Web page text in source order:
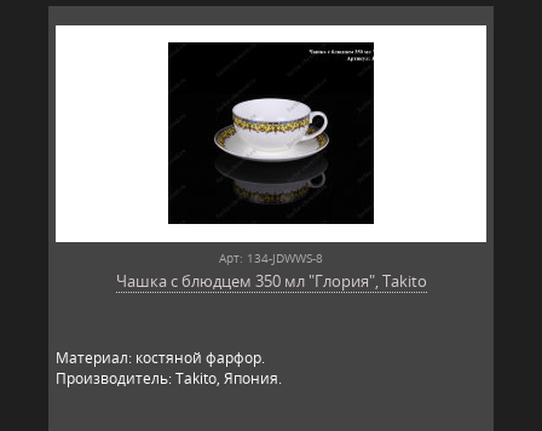
Арт: 134-JDWWS-8
Чашка с блюдцем 350 мл "Глория", Takito
Материал: костяной фарфор.
Производитель: Takito, Япония.